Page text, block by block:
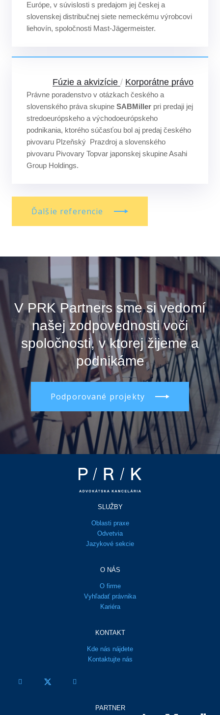
Európe, v súvislosti s predajom jej českej a
slovenskej distribučnej siete nemeckému výrobcovi
liehovín, spoločnosti Mast-Jägermeister.
Fúzie a akvizície / Korporátne právo
Právne poradenstvo v otázkach českého a
slovenského práva skupine SABMiller pri predaji jej
stredoeurópskeho a východoeurópskeho
podnikania, ktorého súčasťou bol aj predaj českého
pivovaru Plzeňský Prazdroj a slovenského
pivovaru Pivovary Topvar japonskej skupine Asahi
Group Holdings.
Ďalšie referencie
V PRK Partners sme si vedomí
našej zodpovednosti voči
spoločnosti, v ktorej žijeme a
podnikáme
Podporované projekty
SLUŽBY
Oblasti praxe
Odvetvia
Jazykové sekcie
O NÁS
O firme
Vyhľadať právnika
Kariéra
KONTAKT
Kde nás nájdete
Kontaktujte nás
PARTNER